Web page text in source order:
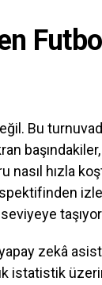
Bu
hızla
zekâ
istatistik